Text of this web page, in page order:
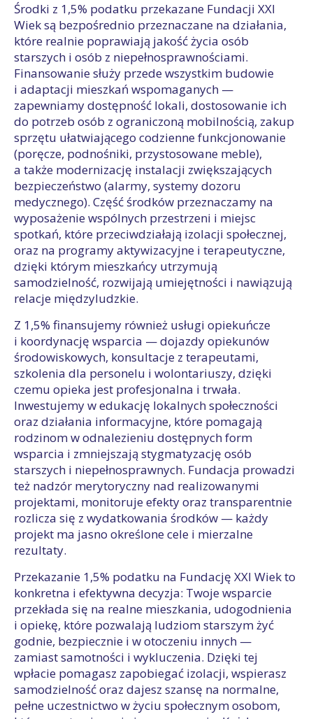
Środki z 1,5% podatku przekazane Fundacji XXI
Wiek są bezpośrednio przeznaczane na działania,
które realnie poprawiają jakość życia osób
starszych i osób z niepełnosprawnościami.
Finansowanie służy przede wszystkim budowie
i adaptacji mieszkań wspomaganych —
zapewniamy dostępność lokali, dostosowanie ich
do potrzeb osób z ograniczoną mobilnością, zakup
sprzętu ułatwiającego codzienne funkcjonowanie
(poręcze, podnośniki, przystosowane meble),
a także modernizację instalacji zwiększających
bezpieczeństwo (alarmy, systemy dozoru
medycznego). Część środków przeznaczamy na
wyposażenie wspólnych przestrzeni i miejsc
spotkań, które przeciwdziałają izolacji społecznej,
oraz na programy aktywizacyjne i terapeutyczne,
dzięki którym mieszkańcy utrzymują
samodzielność, rozwijają umiejętności i nawiązują
relacje międzyludzkie.
Z 1,5% finansujemy również usługi opiekuńcze
i koordynację wsparcia — dojazdy opiekunów
środowiskowych, konsultacje z terapeutami,
szkolenia dla personelu i wolontariuszy, dzięki
czemu opieka jest profesjonalna i trwała.
Inwestujemy w edukację lokalnych społeczności
oraz działania informacyjne, które pomagają
rodzinom w odnalezieniu dostępnych form
wsparcia i zmniejszają stygmatyzację osób
starszych i niepełnosprawnych. Fundacja prowadzi
też nadzór merytoryczny nad realizowanymi
projektami, monitoruje efekty oraz transparentnie
rozlicza się z wydatkowania środków — każdy
projekt ma jasno określone cele i mierzalne
rezultaty.
Przekazanie 1,5% podatku na Fundację XXI Wiek to
konkretna i efektywna decyzja: Twoje wsparcie
przekłada się na realne mieszkania, udogodnienia
i opiekę, które pozwalają ludziom starszym żyć
godnie, bezpiecznie i w otoczeniu innych —
zamiast samotności i wykluczenia. Dzięki tej
wpłacie pomagasz zapobiegać izolacji, wspierasz
samodzielność oraz dajesz szansę na normalne,
pełne uczestnictwo w życiu społecznym osobom,